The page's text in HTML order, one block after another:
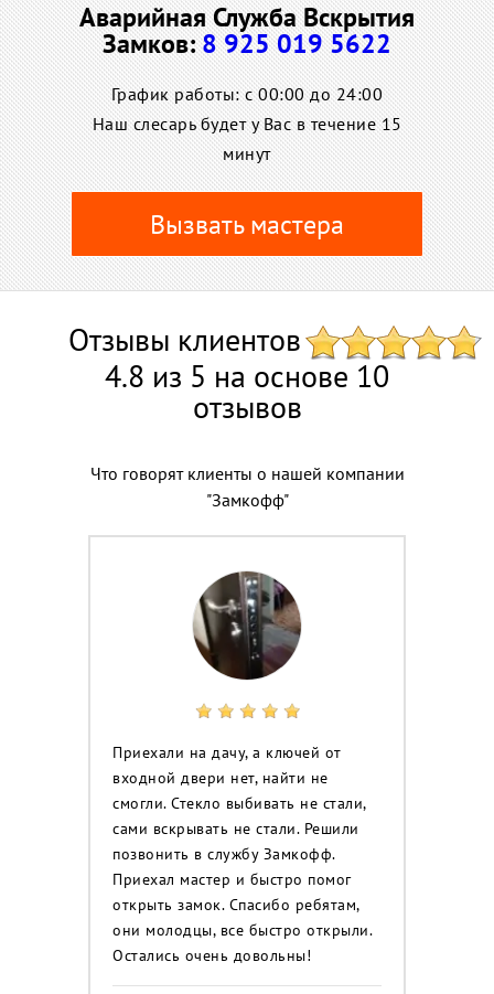
Аварийная Служба Вскрытия
Замков:8 925 019 5622
График работы: c 00:00 до 24:00
Наш слесарь будет у Вас в течение 15
минут
Вызвать мастера
Отзывы клиентов
4.8 из 5 на основе 10
отзывов
Что говорят клиенты о нашей компании
"Замкофф"
Приехали на дачу, а ключей от
входной двери нет, найти не
смогли. Стекло выбивать не стали,
сами вскрывать не стали. Решили
позвонить в службу Замкофф.
Приехал мастер и быстро помог
открыть замок. Спасибо ребятам,
они молодцы, все быстро открыли.
Остались очень довольны!